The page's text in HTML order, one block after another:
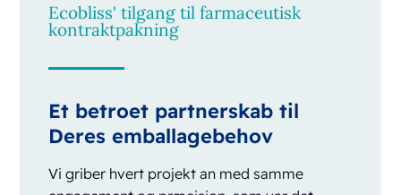
Ecobliss' tilgang til farmaceutisk
kontraktpakning
Et betroet partnerskab til
Deres emballagebehov
Vi griber hvert projekt an med samme